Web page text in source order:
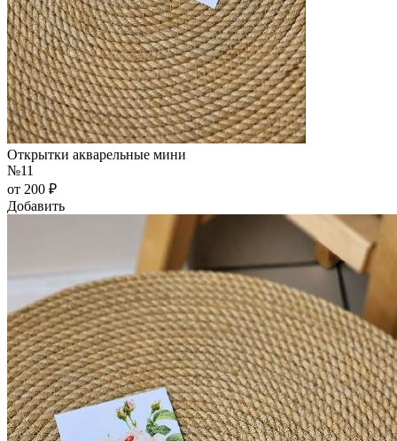
Открытки акварельные мини
№11
от 200 ₽
Добавить